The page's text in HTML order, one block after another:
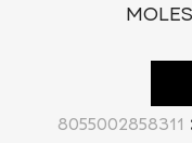
לסל
8055002858311